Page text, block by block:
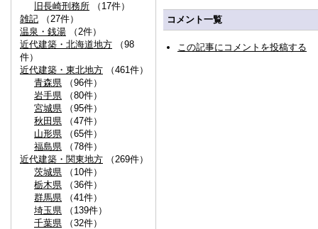
旧長崎刑務所 （17件）
雑記 （27件）
温泉・銭湯 （2件）
近代建築・北海道地方 （98
件）
近代建築・東北地方 （461件）
青森県 （96件）
岩手県 （80件）
宮城県 （95件）
秋田県 （47件）
山形県 （65件）
福島県 （78件）
近代建築・関東地方 （269件）
茨城県 （10件）
栃木県 （36件）
群馬県 （41件）
埼玉県 （139件）
千葉県 （32件）
コメント一覧
この記事にコメントを投稿する